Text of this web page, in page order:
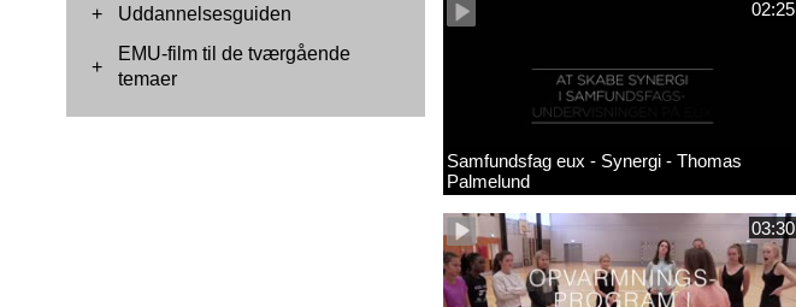
+
Uddannelsesguiden
+
EMU-film til de tværgående
temaer
02:25
Samfundsfag eux - Synergi - Thomas
Palmelund
03:30